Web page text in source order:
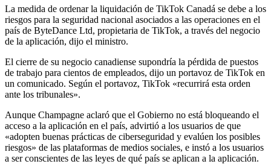
La medida de ordenar la liquidación de TikTok Canadá se debe a los
riesgos para la seguridad nacional asociados a las operaciones en el
país de ByteDance Ltd, propietaria de TikTok, a través del negocio
de la aplicación, dijo el ministro.
El cierre de su negocio canadiense supondría la pérdida de puestos
de trabajo para cientos de empleados, dijo un portavoz de TikTok en
un comunicado. Según el portavoz, TikTok «recurrirá esta orden
ante los tribunales».
Aunque Champagne aclaró que el Gobierno no está bloqueando el
acceso a la aplicación en el país, advirtió a los usuarios de que
«adopten buenas prácticas de ciberseguridad y evalúen los posibles
riesgos» de las plataformas de medios sociales, e instó a los usuarios
a ser conscientes de las leyes de qué país se aplican a la aplicación.